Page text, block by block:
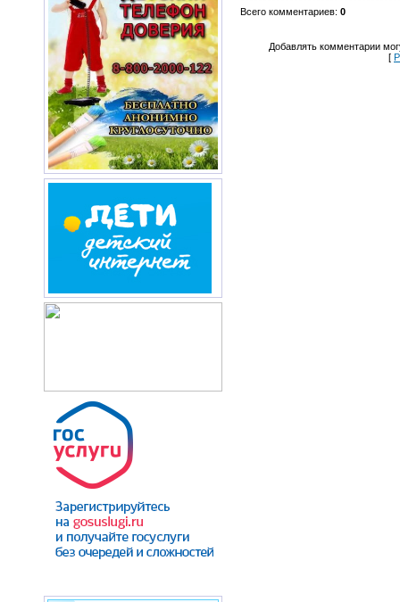
Всего комментариев: 0
Добавлять комментарии
[